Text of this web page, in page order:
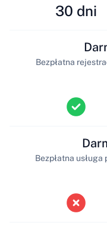
30 dni
Bezpłatna
Bezpłatna